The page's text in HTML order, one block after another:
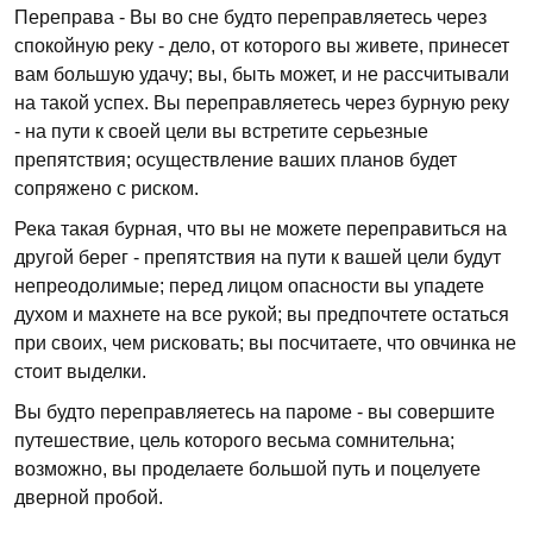
Переправа - Вы во сне будто переправляетесь через
спокойную реку - дело, от которого вы живете, принесет
вам большую удачу; вы, быть может, и не рассчитывали
на такой успех. Вы переправляетесь через бурную реку
- на пути к своей цели вы встретите серьезные
препятствия; осуществление ваших планов будет
сопряжено с риском.
Река такая бурная, что вы не можете переправиться на
другой берег - препятствия на пути к вашей цели будут
непреодолимые; перед лицом опасности вы упадете
духом и махнете на все рукой; вы предпочтете остаться
при своих, чем рисковать; вы посчитаете, что овчинка не
стоит выделки.
Вы будто переправляетесь на пароме - вы совершите
путешествие, цель которого весьма сомнительна;
возможно, вы проделаете большой путь и поцелуете
дверной пробой.